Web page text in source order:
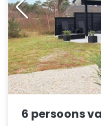
6 persoons